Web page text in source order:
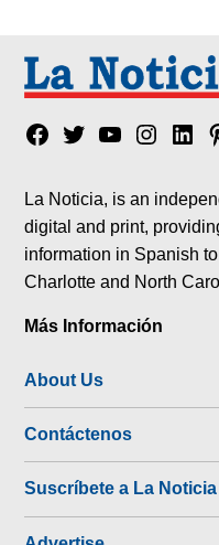
Facebook
TwitterYouTube
La Noticia, is an
digital and print,
information in Spanish
Charlotte and North
Más Información
About Us
Contáctenos
Suscríbete a La